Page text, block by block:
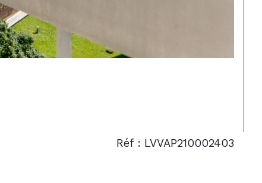
Réf : LVVAP210002403